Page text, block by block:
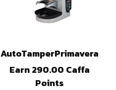
AutoTamperPrimavera
Earn 290.00 Caffa
Points